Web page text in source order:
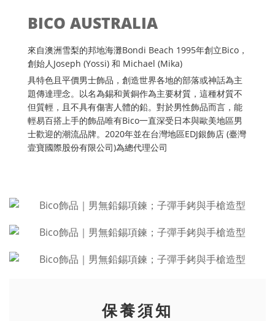
BICO AUSTRALIA
來自澳洲雪梨的邦地海灘Bondi Beach 1995年創立Bico，
創始人Joseph (Yossi) 和 Michael (Mika)
具特色且平價男士飾品，創造世界各地的部落或神話為主
題傳達理念。以名為錫和黃銅作為主要材質，這種材質不
但質輕，且不具有傷害人體的鉛。對於男性飾品而言，能
輕易百搭上手的飾品唯有Bico一直深受日本與歐美地區男
士歡迎的潮流品牌。2020年並在台灣地區EDJ銀飾店 (臺灣
壹寶國際股份有限公司)為總代理公司
保養須知